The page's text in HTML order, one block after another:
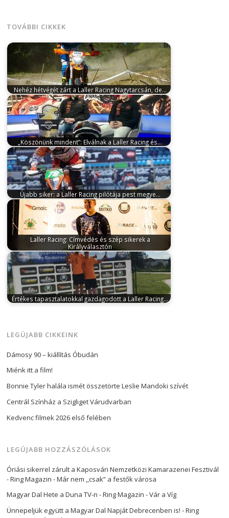
TOVÁBBI CIKKEK
Nehéz hétvégét zárt a Laller Racing Nagytarcsán, de…
július 13, 2026A nagytarcsai Endurocross-bajnokság
újabb fordulója vegyes érzéseket hagyott a Laller…
„Köszönünk mindent”: Elválnak a Laller Racing és…
február 18, 2026Sok-sok bajnoki cím, Év
Motorsportólója díj, enduró EB és
világkupagyőzelem,…
Újabb siker: a Laller Racing pilótája pest megye…
január 2, 2026
A 2026-os szezon mérföldkő lesz
Liszka Roland életében: a fiatal…
Laller Racing: Címvédés és szép sikerek a
Királyválasztón
október 28, 2025A mögöttünk hagyott hétvégén
rendezték a hazai enduro–endurocross motorozás
talán…
Értékes tapasztalatokkal gazdagodott a Laller Racing…
LEGÚJABB CIKKEINK
Dámosy 90 – kiállítás Óbudán
Miénk itt a film!
Bonnie Tyler halála ismét összetörte Leslie Mandoki szívét
Centrál Színház a Szigliget Várudvarban
Kedvenc filmek 2026 első felében
LEGÚJABB HOZZÁSZÓLÁSOK
Óriási sikerrel zárult a Kaposvári Nemzetközi Kamarazenei Fesztivál
- Ring Magazin -Már nem ,,csak” a festők városa
Magyar Dal Hete a Duna TV-n - Ring Magazin -Vár a Víg
Ünnepeljük együtt a Magyar Dal Napját Debrecenben is! - Ring